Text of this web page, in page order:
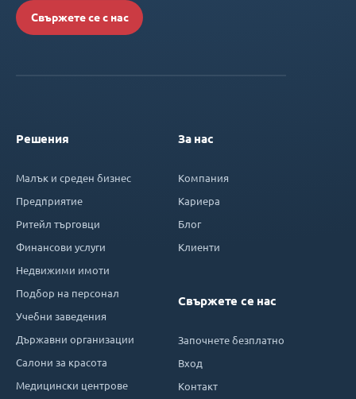
Свържете се с нас
Решения
Малък и среден бизнес
Предприятие
Ритейл търговци
Финансови услуги
Недвижими имоти
Подбор на персонал
Учебни заведения
Държавни организации
Салони за красота
Медицински центрове
За нас
Компания
Кариера
Блог
Клиенти
Свържете се нас
Започнете безплатно
Вход
Контакт